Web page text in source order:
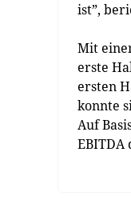
ist”,
Mit
erste
ersten
konnte
Auf
EBITDA